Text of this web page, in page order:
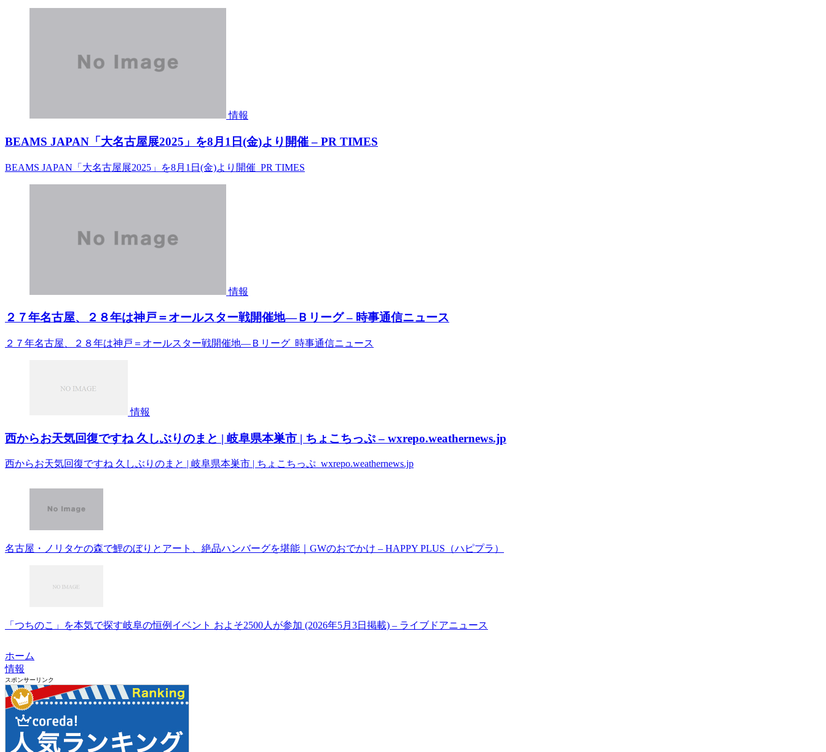
情報
BEAMS JAPAN「大名古屋展2025」を8月1日(金)より開催 – PR TIMES
BEAMS JAPAN「大名古屋展2025」を8月1日(金)より開催 PR TIMES
情報
２７年名古屋、２８年は神戸＝オールスター戦開催地―Ｂリーグ – 時事通信ニュース
２７年名古屋、２８年は神戸＝オールスター戦開催地―Ｂリーグ 時事通信ニュース
情報
西からお天気回復ですね 久しぶりのまと | 岐阜県本巣市 | ちょこちっぷ – wxrepo.weathernews.jp
西からお天気回復ですね 久しぶりのまと | 岐阜県本巣市 | ちょこちっぷ wxrepo.weathernews.jp
名古屋・ノリタケの森で鯉のぼりとアート、絶品ハンバーグを堪能｜GWのおでかけ – HAPPY PLUS（ハピプラ）
「つちのこ」を本気で探す岐阜の恒例イベント およそ2500人が参加 (2026年5月3日掲載) – ライブドアニュース
ホーム
情報
スポンサーリンク